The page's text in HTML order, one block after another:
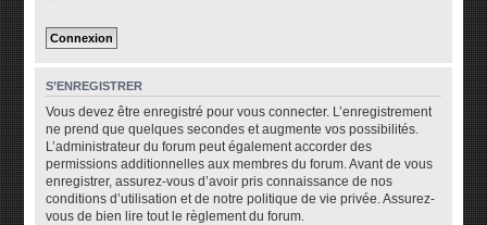
S’ENREGISTRER
Vous devez être enregistré pour vous connecter. L’enregistrement
ne prend que quelques secondes et augmente vos possibilités.
L’administrateur du forum peut également accorder des
permissions additionnelles aux membres du forum. Avant de vous
enregistrer, assurez-vous d’avoir pris connaissance de nos
conditions d’utilisation et de notre politique de vie privée. Assurez-
vous de bien lire tout le règlement du forum.